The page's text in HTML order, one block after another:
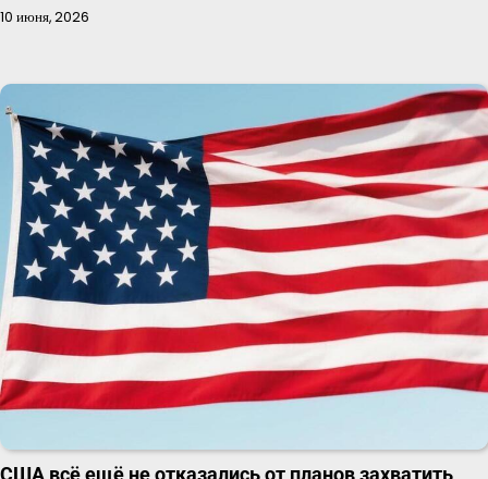
10 июня, 2026
США всё ещё не отказались от планов захватить